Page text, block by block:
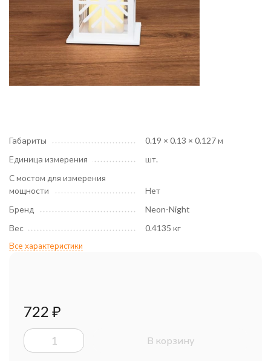
Габариты
0.19 × 0.13 × 0.127 м
Единица измерения
шт.
С мостом для измерения
мощности
Нет
Бренд
Neon-Night
Вес
0.4135 кг
Все характеристики
722 ₽
В корзину